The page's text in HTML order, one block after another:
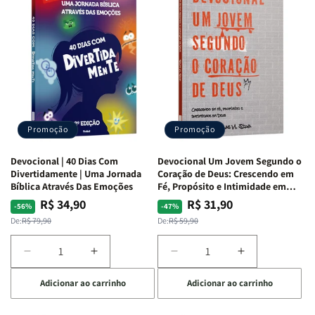
Guerra
Isabelle
S.
Alves
Guerra
|
Isabelle
S.
Alves
Mulheres
da
Bíblia
Equipe
Teológica
Penkal
Mulheres
da
Bíblia
|
Equipe
Teológica
Penkal
Promoção
Devocional | 40 Dias Com
Divertidamente | Uma Jornada
Bíblica Através Das Emoções
-56%
Preço
normal
De:R$ 79,90
Preço
promocional
R$ 34,90
Diminuir
a
quantidade
de
Aumentar
a
quantidade
de
Adicionar ao carrinho
Promoção
Devocional Um Jovem Segundo o
Coração de Deus: Crescendo em
Fé, Propósito e Intimidade em
Deus
-47%
Preço
normal
De:R$ 59,90
Preço
promocional
R$ 31,90
Diminuir
a
quantidade
de
Aumentar
a
quantidade
de
Adicionar ao carrinho